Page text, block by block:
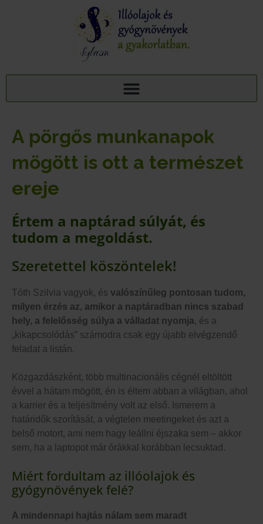
A pörgős munkanapok
mögött is ott a természet
ereje
Értem a naptárad súlyát, és
tudom a megoldást.
Szeretettel köszöntelek!
Tóth Szilvia vagyok, és valószínűleg pontosan tudom,
milyen érzés az, amikor a naptáradban nincs szabad
hely, a felelősség súlya a válladat nyomja, és a
„kikapcsolódás” számodra csak egy újabb elvégzendő
feladat a listán.
Közgazdászként, több multinacionális cégnél eltöltött
évvel a hátam mögött, én is éltem abban a világban, ahol
a karrier és a teljesítmény volt az első. Ismerem a
határidők szorítását, a végtelen meetingeket és azt a
belső motort, ami nem hagy leállni éjszaka sem – akkor
sem, ha a laptopot már órákkal korábban lecsuktad.
Miért fordultam az illóolajok és
gyógynövények felé?
A mindennapi hajtás nálam sem maradt